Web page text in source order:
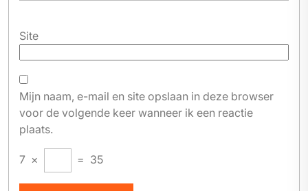
Site
Mijn naam, e-mail en site opslaan in deze browser
voor de volgende keer wanneer ik een reactie
plaats.
7 × = 35